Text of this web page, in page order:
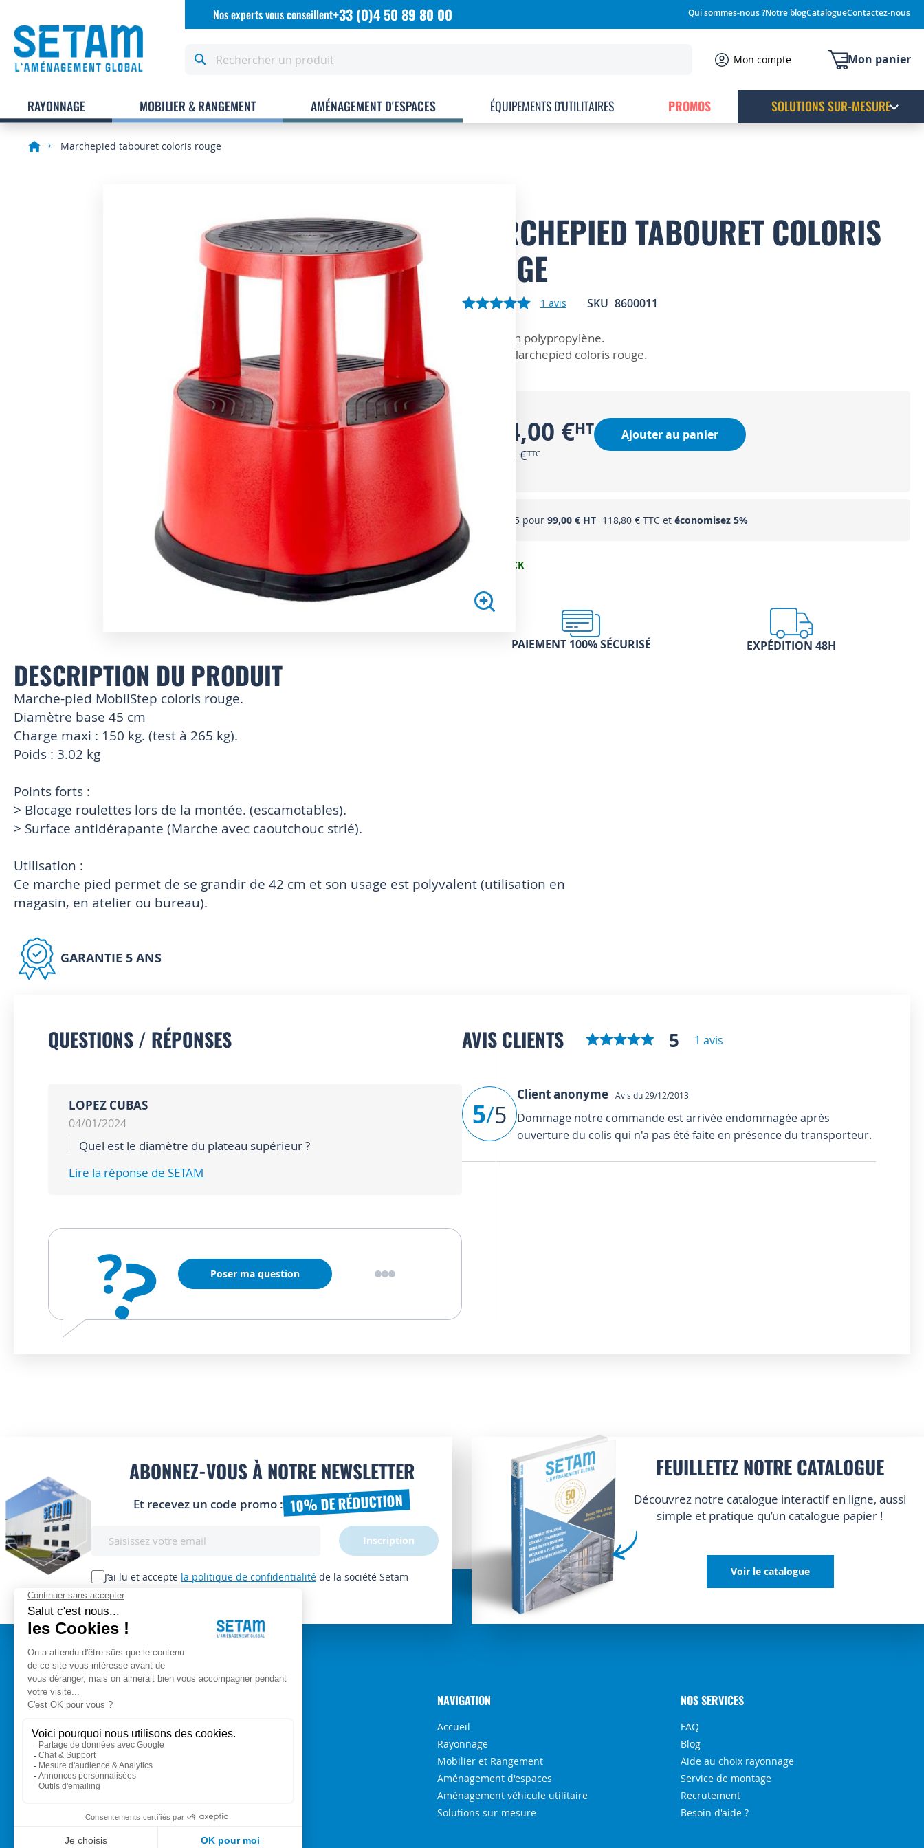
Allez
Qui sommes-nous ?Notre blogCatalogueContactez-nous
Nos experts vous conseillent+33 (0)4 50 89 80 00
Mon panier
Mon compte
RAYONNAGE MOBILIER & RANGEMENT AMÉNAGEMENT D'ESPACES ÉQUIPEMENTS D'UTILITAIRES PROMOS SOLUTIONS SUR-MESURE
Marchepied tabouret coloris rouge
the
beginning
of
the
images
gallery
MARCHEPIED TABOURET COLORIS
ROUGE
1 avis SKU 8600011
En polypropylène.
Marchepied coloris rouge.
104,00 €
124,80 €
Ajouter au panier
Acheter 5 pour 99,00 € 118,80 € et économisez 5%
EN STOCK
PAIEMENT 100% SÉCURISÉ EXPÉDITION 48H
DESCRIPTION DU PRODUIT
Marche-pied MobilStep coloris rouge.
Diamètre base 45 cm
Charge maxi : 150 kg. (test à 265 kg).
Poids : 3.02 kg
Points forts :
> Blocage roulettes lors de la montée. (escamotables).
> Surface antidérapante (Marche avec caoutchouc strié).
Utilisation :
Ce marche pied permet de se grandir de 42 cm et son usage est polyvalent (utilisation en
magasin, en atelier ou bureau).
GARANTIE 5 ANS
QUESTIONS / RÉPONSES
LOPEZ CUBAS
04/01/2024
Quel est le diamètre du plateau supérieur ?
Lire la réponse de SETAM
?
? Poser ma question
AVIS CLIENTS 5 1 avis
5/5
Client anonyme Avis du 29/12/2013
Dommage notre commande est arrivée endommagée après
ouverture du colis qui n'a pas été faite en présence du transporteur.
ABONNEZ-VOUS À NOTRE NEWSLETTER
Et recevez un code promo : 10% DE RÉDUCTION
lettre
d’information
:
J’ai lu et accepte la politique de confidentialité de la société Setam
Inscription
FEUILLETEZ NOTRE CATALOGUE
Découvrez notre catalogue interactif en ligne, aussi
simple et pratique qu’un catalogue papier !
Voir le catalogue
Setam Siège Social
153, rue de L'Arve
74950 SCIONZIER
Nos experts vous conseillent
Qui sommes-nous ?
Contact
NAVIGATION
Accueil
Rayonnage
Mobilier et Rangement
Aménagement d'espaces
Aménagement véhicule utilitaire
Solutions sur-mesure
NOS SERVICES
FAQ
Blog
Aide au choix rayonnage
Service de montage
Recrutement
Besoin d'aide ?